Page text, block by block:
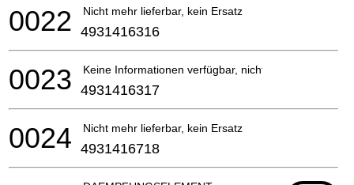
Nicht mehr lieferbar, kein Ersatz
0022 4931416316
Keine Informationen verfügbar, nicht bestellbar
0023 4931416317
Nicht mehr lieferbar, kein Ersatz
0024 4931416718